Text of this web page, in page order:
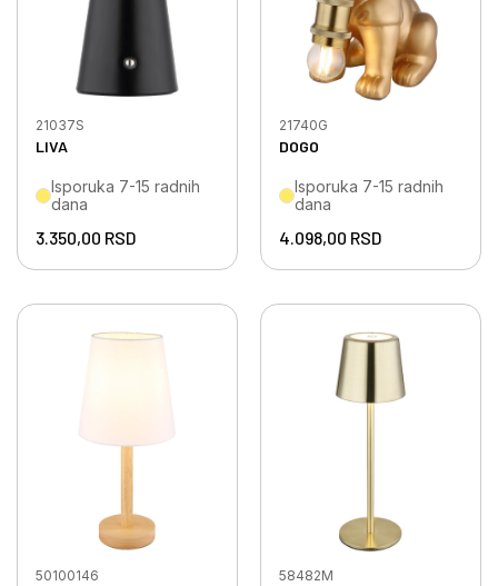
LIVA
21037S
Isporuka 7-15 radnih
dana
3.350,00 RSD
DOGO
21740G
Isporuka 7-15 radnih
dana
4.098,00 RSD
50100146 58482M